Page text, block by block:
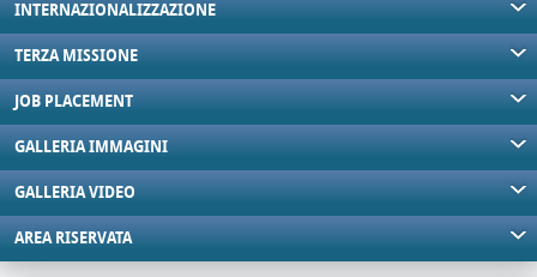
INTERNAZIONALIZZAZIONE
TERZA MISSIONE
JOB PLACEMENT
GALLERIA IMMAGINI
GALLERIA VIDEO
AREA RISERVATA